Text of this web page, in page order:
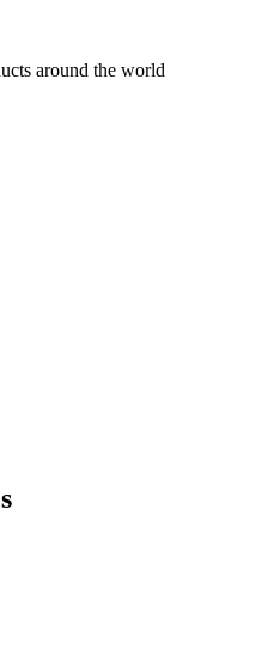
around the world